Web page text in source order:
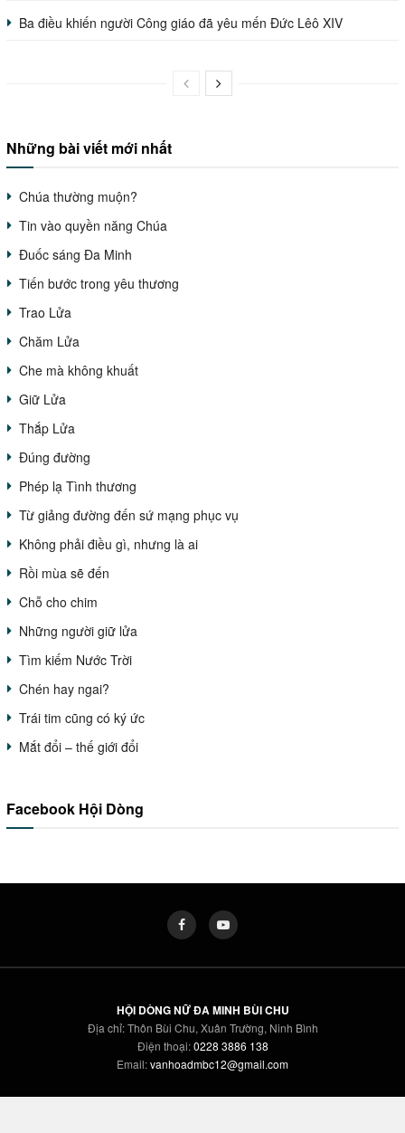
Ba điều khiến người Công giáo đã yêu mến Đức Lêô XIV
Những bài viết mới nhất
Chúa thường muộn?
Tin vào quyền năng Chúa
Đuốc sáng Đa Minh
Tiến bước trong yêu thương
Trao Lửa
Chăm Lửa
Che mà không khuất
Giữ Lửa
Thắp Lửa
Đúng đường
Phép lạ Tình thương
Từ giảng đường đến sứ mạng phục vụ
Không phải điều gì, nhưng là ai
Rồi mùa sẽ đến
Chỗ cho chim
Những người giữ lửa
Tìm kiếm Nước Trời
Chén hay ngai?
Trái tim cũng có ký ức
Mắt đổi – thế giới đổi
Facebook Hội Dòng
HỘI DÒNG NỮ ĐA MINH BÙI CHU
Địa chỉ: Thôn Bùi Chu, Xuân Trường, Ninh Bình
Điện thoại:0228 3886 138
Email:vanhoadmbc12@gmail.com